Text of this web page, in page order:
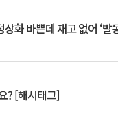
화 바쁜데 재고 없어 ‘발
? [해시태그]